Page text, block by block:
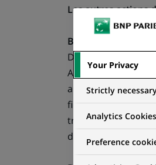
Les autres actions
BNP Paribas,
Depuis plus de 20
Audiovisuelle
audiovisuelles. Le
financement
très impliqué dans
d'une centaine de
Your Privacy
Strictly
Analytics Cookies
Preference